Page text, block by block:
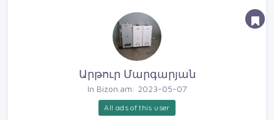
Արթուր Մարգարյան
In Bizon.am: 2023-05-07
All ads of this user